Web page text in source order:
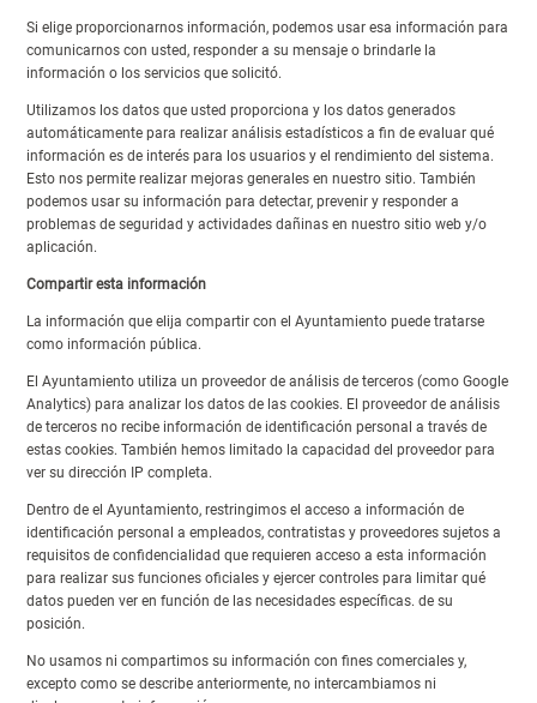
Si elige proporcionarnos información, podemos usar esa información para
comunicarnos con usted, responder a su mensaje o brindarle la
información o los servicios que solicitó.
Utilizamos los datos que usted proporciona y los datos generados
automáticamente para realizar análisis estadísticos a fin de evaluar qué
información es de interés para los usuarios y el rendimiento del sistema.
Esto nos permite realizar mejoras generales en nuestro sitio. También
podemos usar su información para detectar, prevenir y responder a
problemas de seguridad y actividades dañinas en nuestro sitio web y/o
aplicación.
Compartir esta información
La información que elija compartir con el Ayuntamiento puede tratarse
como información pública.
El Ayuntamiento utiliza un proveedor de análisis de terceros (como Google
Analytics) para analizar los datos de las cookies. El proveedor de análisis
de terceros no recibe información de identificación personal a través de
estas cookies. También hemos limitado la capacidad del proveedor para
ver su dirección IP completa.
Dentro de el Ayuntamiento, restringimos el acceso a información de
identificación personal a empleados, contratistas y proveedores sujetos a
requisitos de confidencialidad que requieren acceso a esta información
para realizar sus funciones oficiales y ejercer controles para limitar qué
datos pueden ver en función de las necesidades específicas. de su
posición.
No usamos ni compartimos su información con fines comerciales y,
excepto como se describe anteriormente, no intercambiamos ni